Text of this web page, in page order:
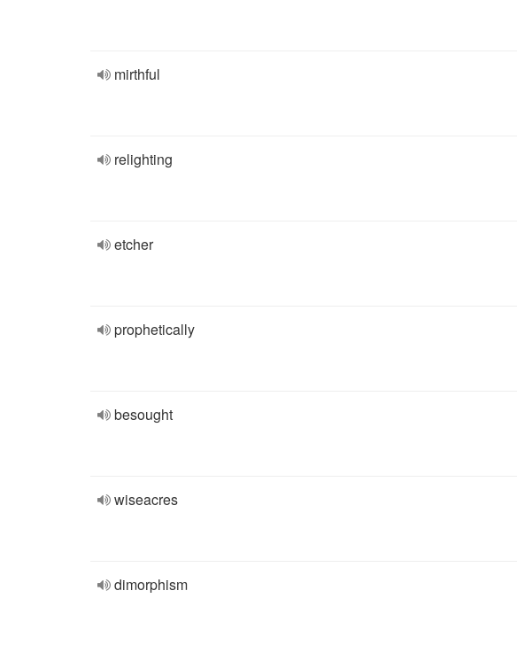
mirthful
relighting
etcher
prophetically
besought
wiseacres
dimorphism